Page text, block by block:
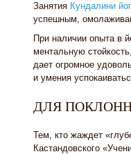
Занятия Кундалини
успешным,
При наличии опыта в
ментальную
дает огромное
и умения
ДЛЯ
Тем, кто жаждет
Кастандовского